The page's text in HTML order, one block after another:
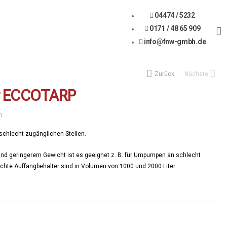
04474 / 5232
0171 / 48 65 909
info@fnw-gmbh.de
Zurück Nächste
zugänglichen Stellen.
geringerem Gewicht ist es geeignet z. B. für Umpumpen an schlecht
Auffangbehälter sind in Volumen von 1000 und 2000 Liter.